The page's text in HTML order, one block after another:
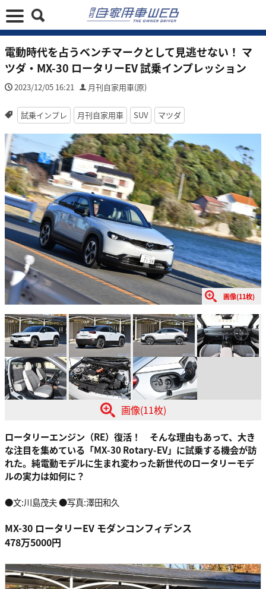
電動時代を占うベンチマークとして見逃せない！ マ
ツダ・MX-30 ロータリーEV 試乗インプレッション
2023/12/05 16:21 月刊自家用車(原)
試乗インプレ 月刊自家用車 SUV マツダ
画像(11枚)
画像(11枚)
ロータリーエンジン（RE）復活！ そんな理由もあって、大き
な注目を集めている「MX-30 Rotary-EV」に試乗する機会が訪
れた。純電動モデルに生まれ変わった新世代のロータリーモデ
ルの実力は如何に？
●文:川島茂夫 ●写真:澤田和久
MX-30 ロータリーEV モダンコンフィデンス
478万5000円